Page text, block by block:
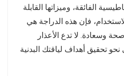
الفائقة، وميزاتها القابلة
فإن هذه الدراجة هي
وسعادة. لا تدع الأعذار
نحو تحقيق أهداف لياقتك البدنية